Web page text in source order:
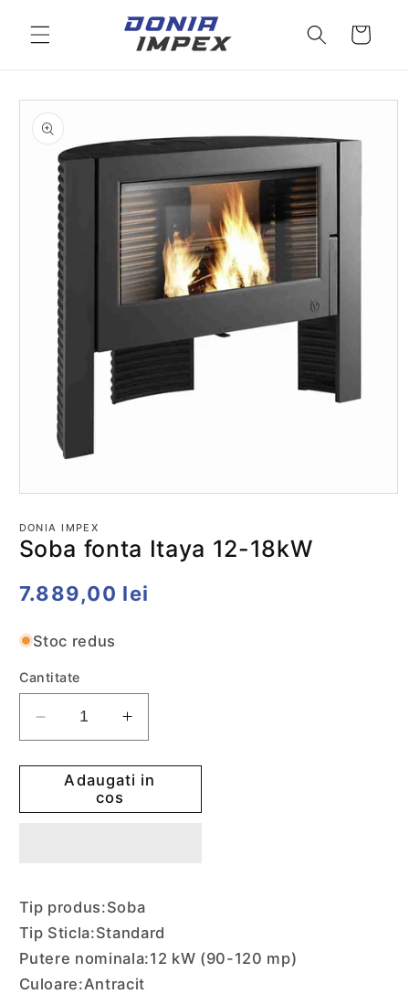
conținut
Cos
despre
produs
media
1
într-
modală
DONIA IMPEX
Soba fonta Itaya 12-18kW
Preț
7.889,00 lei
Stoc redus
Cantitate
Reduceti
cantitatea
pentru
Soba
fonta
Cresteti
cantitatea
pentru
Soba
fonta
Adaugati in
cos
Tip produs:Soba
Tip Sticla:Standard
Putere nominala:12 kW (90-120 mp)
Culoare:Antracit